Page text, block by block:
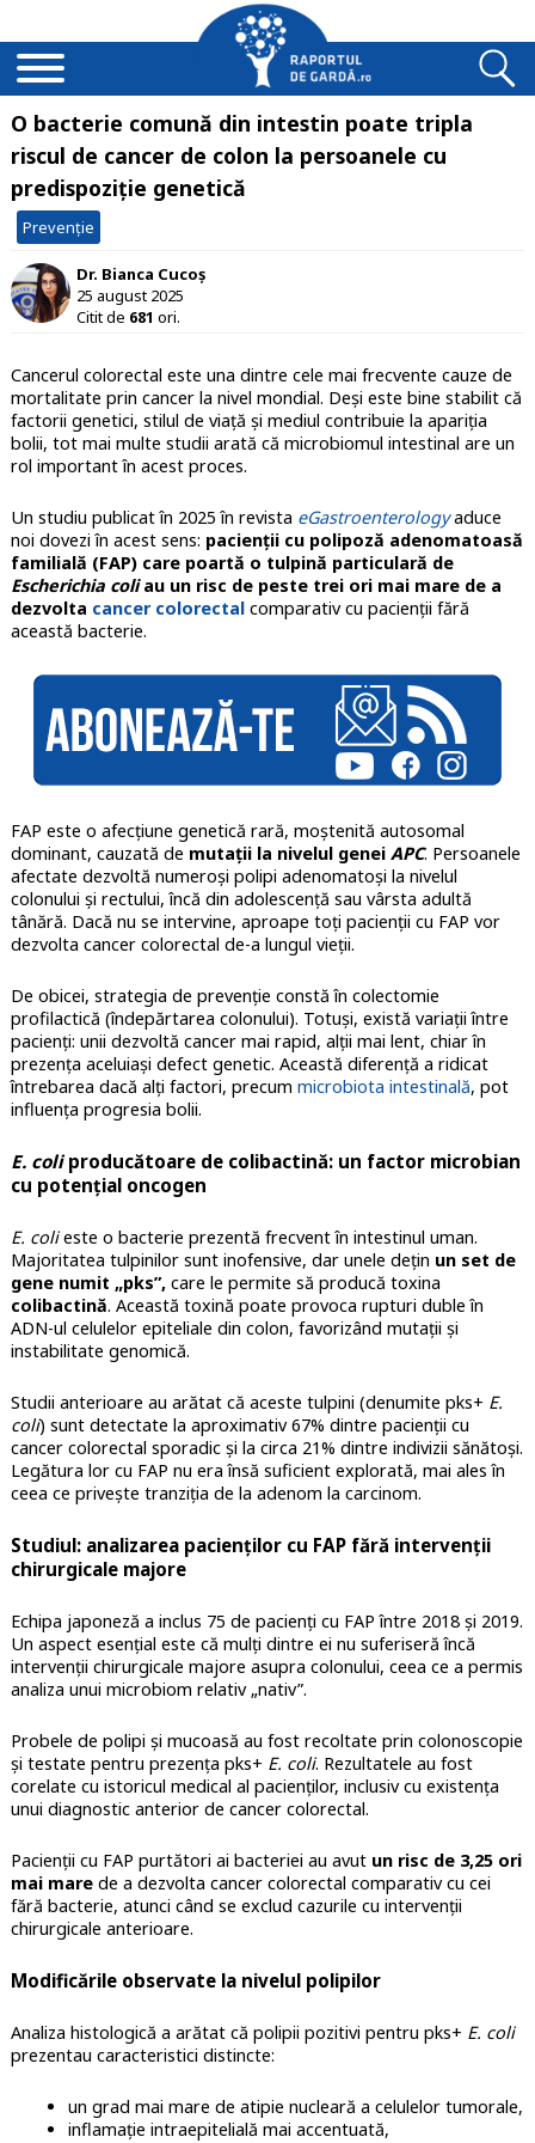
O bacterie comună din intestin poate tripla
riscul de cancer de colon la persoanele cu
predispoziție genetică
Prevenție
Dr. Bianca Cucoș
25 august 2025
Citit de 681 ori.
Cancerul colorectal este una dintre cele mai frecvente cauze de
mortalitate prin cancer la nivel mondial. Deși este bine stabilit că
factorii genetici, stilul de viață și mediul contribuie la apariția
bolii, tot mai multe studii arată că microbiomul intestinal are un
rol important în acest proces.
Un studiu publicat în 2025 în revista eGastroenterologyaduce
noi dovezi în acest sens: pacienții cu polipoză adenomatoasă
familială (FAP) care poartă o tulpină particulară de
Escherichia coliau un risc de peste trei ori mai mare de a
dezvolta cancer colorectalcomparativ cu pacienții fără
această bacterie.
FAP este o afecțiune genetică rară, moștenită autosomal
dominant, cauzată de mutații la nivelul genei APC. Persoanele
afectate dezvoltă numeroși polipi adenomatoși la nivelul
colonului și rectului, încă din adolescență sau vârsta adultă
tânără. Dacă nu se intervine, aproape toți pacienții cu FAP vor
dezvolta cancer colorectal de-a lungul vieții.
De obicei, strategia de prevenție constă în colectomie
profilactică (îndepărtarea colonului). Totuși, există variații între
pacienți: unii dezvoltă cancer mai rapid, alții mai lent, chiar în
prezența aceluiași defect genetic. Această diferență a ridicat
întrebarea dacă alți factori, precum microbiota intestinală, pot
influența progresia bolii.
E. coliproducătoare de colibactină: un factor microbian
cu potențial oncogen
E. colieste o bacterie prezentă frecvent în intestinul uman.
Majoritatea tulpinilor sunt inofensive, dar unele dețin un set de
gene numit „pks”,care le permite să producă toxina
colibactină. Această toxină poate provoca rupturi duble în
ADN-ul celulelor epiteliale din colon, favorizând mutații și
instabilitate genomică.
Studii anterioare au arătat că aceste tulpini (denumite pks+ E.
coli) sunt detectate la aproximativ 67% dintre pacienții cu
cancer colorectal sporadic și la circa 21% dintre indivizii sănătoși.
Legătura lor cu FAP nu era însă suficient explorată, mai ales în
ceea ce privește tranziția de la adenom la carcinom.
Studiul: analizarea pacienților cu FAP fără intervenții
chirurgicale majore
Echipa japoneză a inclus 75 de pacienți cu FAP între 2018 și 2019.
Un aspect esențial este că mulți dintre ei nu suferiseră încă
intervenții chirurgicale majore asupra colonului, ceea ce a permis
analiza unui microbiom relativ „nativ”.
Probele de polipi și mucoasă au fost recoltate prin colonoscopie
și testate pentru prezența pks+ E. coli. Rezultatele au fost
corelate cu istoricul medical al pacienților, inclusiv cu existența
unui diagnostic anterior de cancer colorectal.
Pacienții cu FAP purtători ai bacteriei au avut un risc de 3,25 ori
mai marede a dezvolta cancer colorectal comparativ cu cei
fără bacterie, atunci când se exclud cazurile cu intervenții
chirurgicale anterioare.
Modificările observate la nivelul polipilor
Analiza histologică a arătat că polipii pozitivi pentru pks+ E. coli
prezentau caracteristici distincte:
un grad mai mare de atipie nucleară a celulelor tumorale,
inflamație intraepitelială mai accentuată,